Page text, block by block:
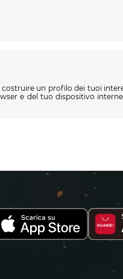
un profilo dei tuoi
e del tuo dispositivo